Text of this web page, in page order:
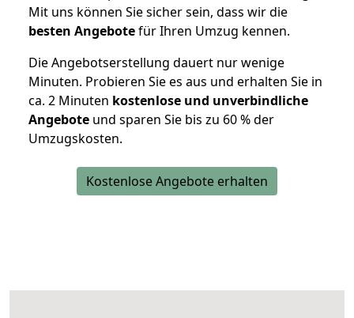
Mit uns können Sie sicher sein, dass wir die
besten Angebotefür Ihren Umzug kennen.
Die Angebotserstellung dauert nur wenige
Minuten. Probieren Sie es aus und erhalten Sie in
ca. 2 Minuten kostenlose und unverbindliche
Angebote und sparen Sie bis zu 60 % der
Umzugskosten.
Kostenlose Angebote erhalten